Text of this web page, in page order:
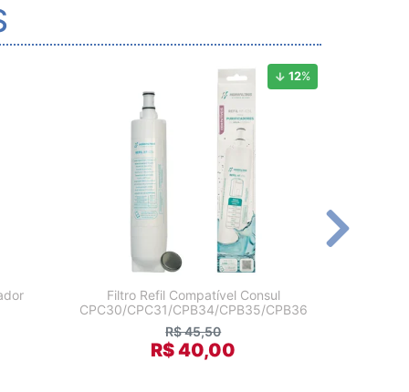
12%
Filtro Refil Compatível Consul
CPC30/CPC31/CPB34/CPB35/CPB36
R$ 45,50
R$ 40,00